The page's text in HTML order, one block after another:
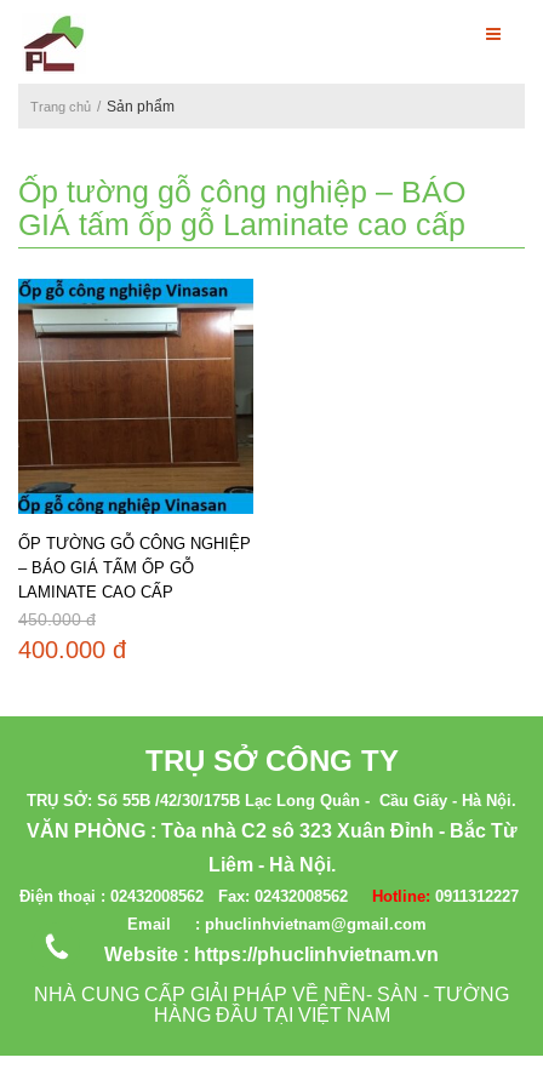
Trang chủ Sản phẩm
Ốp tường gỗ công nghiệp – BÁO
GIÁ tấm ốp gỗ Laminate cao cấp
ỐP TƯỜNG GỖ CÔNG NGHIỆP
– BÁO GIÁ TẤM ỐP GỖ
LAMINATE CAO CẤP
450.000 đ
400.000 đ
TRỤ SỞ CÔNG TY
TRỤ SỞ: Số 55B /42/30/175B Lạc Long Quân - Cầu Giấy - Hà Nội.
VĂN PHÒNG : Tòa nhà C2 sô 323 Xuân Đỉnh - Bắc Từ
Liêm - Hà Nội.
Điện thoại : 02432008562 Fax: 02432008562 Hotline: 0911312227
Email : phuclinhvietnam@gmail.com
Website : https://phuclinhvietnam.vn
NHÀ CUNG CẤP GIẢI PHÁP VỀ NỀN- SÀN - TƯỜNG
HÀNG ĐẦU TẠI VIỆT NAM